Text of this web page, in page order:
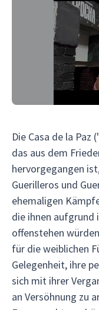
Die Casa de la
das aus dem
hervorgegangen
Guerilleros und
ehemaligen
die ihnen aufgrund
offenstehen
für die weiblichen
Gelegenheit, ihre
sich mit ihrer
an Versöhnung zu